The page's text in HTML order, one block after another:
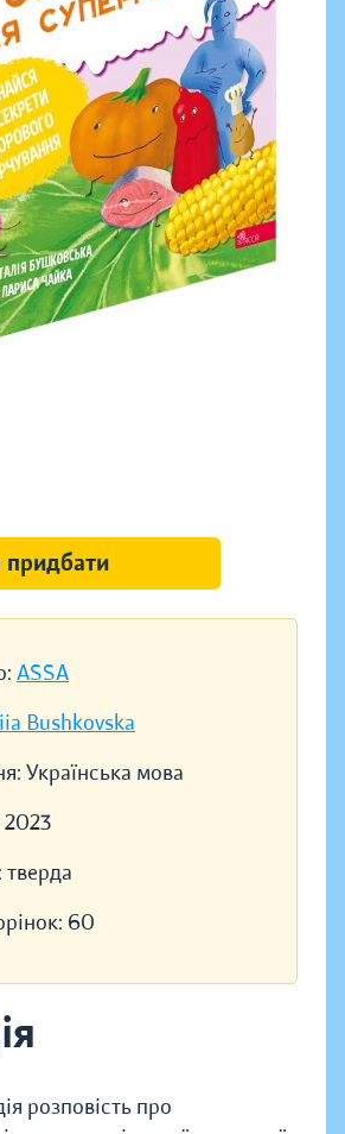
ASSA
Bushkovska
Українська мова
2023
тверда
60
розповість про